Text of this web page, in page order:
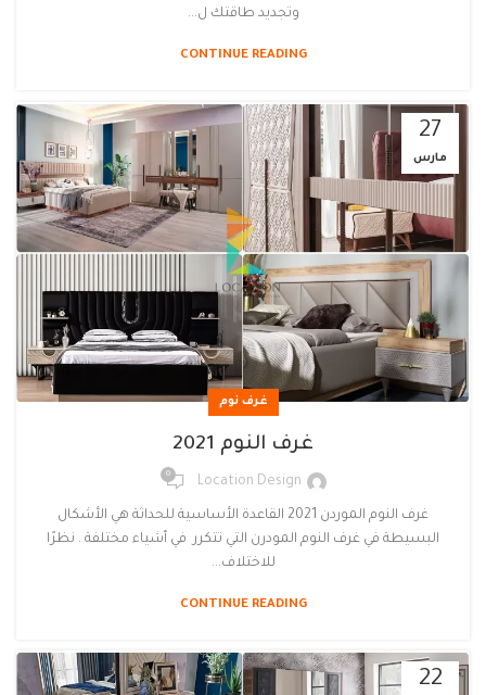
وتجديد طاقتك ل...
CONTINUE READING
27
مارس
غرف نوم
غرف النوم 2021
Location Design
0
غرف النوم الموردن 2021 القاعدة الأساسية للحداثة هي الأشكال
البسيطة في غرف النوم المودرن التي تتكرر في أشياء مختلفة . نظرًا
للاختلاف...
CONTINUE READING
22